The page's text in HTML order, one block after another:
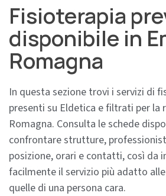
Fisioterapia
disponibile in
Romagna
In questa sezione trovi i servizi di
presenti su Eldetica e filtrati per la
Romagna. Consulta le schede
confrontare strutture,
posizione, orari e contatti, così da
facilmente il servizio più adatto
quelle di una persona cara.